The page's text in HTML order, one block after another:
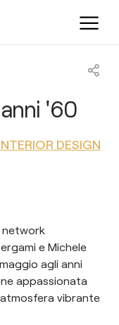
'60
DESIGN
network
e Michele
agli anni
appassionata
vibrante